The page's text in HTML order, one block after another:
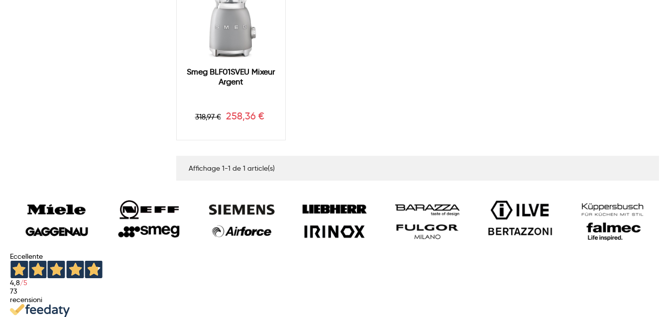
Smeg BLF01SVEU Mixeur
Argent
Prix
de
318,97 € Prix
258,36 €
Affichage 1-1 de 1 article(s)
Eccellente
4,8/5
73
recensioni